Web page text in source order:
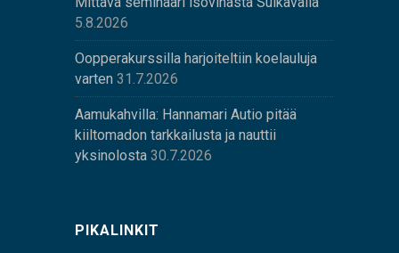
5.8.2026
Oopperakurssilla harjoiteltiin koelauluja
varten 31.7.2026
Aamukahvilla: Hannamari Autio pitää
kiiltomadon tarkkailusta ja nauttii
yksinolosta 30.7.2026
PIKALINKIT